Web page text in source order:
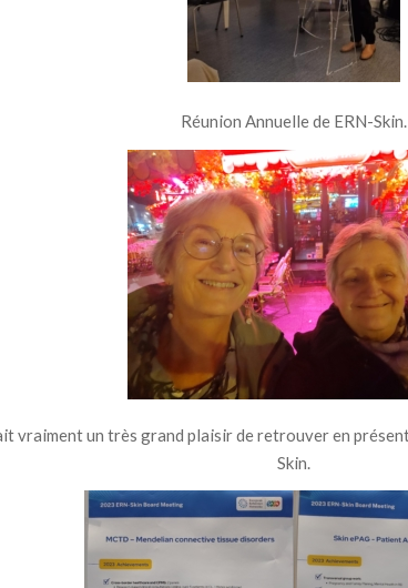
Réunion Annuelle de ERN-Skin.
vraiment un très grand plaisir de retrouver en
Skin.